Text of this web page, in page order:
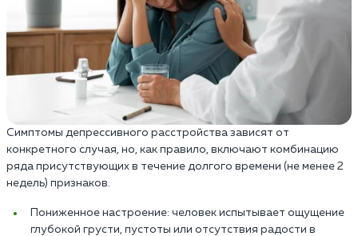
Симптомы депрессивного расстройства зависят от
конкретного случая, но, как правило, включают комбинацию
ряда присутствующих в течение долгого времени (не менее 2
недель) признаков.
Пониженное настроение: человек испытывает ощущение
глубокой грусти, пустоты или отсутствия радости в